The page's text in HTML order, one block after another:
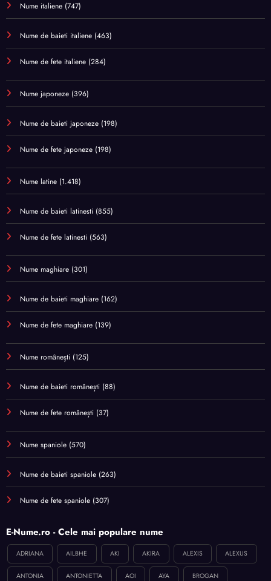
Nume italiene (747)
Nume de baieti italiene (463)
Nume de fete italiene (284)
Nume japoneze (396)
Nume de baieti japoneze (198)
Nume de fete japoneze (198)
Nume latine (1.418)
Nume de baieti latinesti (855)
Nume de fete latinesti (563)
Nume maghiare (301)
Nume de baieti maghiare (162)
Nume de fete maghiare (139)
Nume românești (125)
Nume de baieti românești (88)
Nume de fete românești (37)
Nume spaniole (570)
Nume de baieti spaniole (263)
Nume de fete spaniole (307)
E-Nume.ro - Cele mai populare nume
ADRIANA AILBHE AKI AKIRA ALEXIS ALEXUS
ANTONIA ANTONIETTA AOI AYA BROGAN